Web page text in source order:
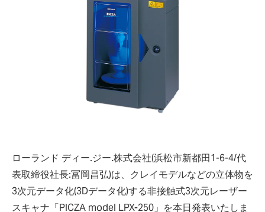
ローランド ディー.ジー.株式会社(浜松市新都田1-6-4/代
表取締役社長:冨岡昌弘)は、クレイモデルなどの立体物を
3次元データ化(3Dデータ化)する非接触式3次元レーザー
スキャナ「PICZA model LPX-250」を本日発表いたしま